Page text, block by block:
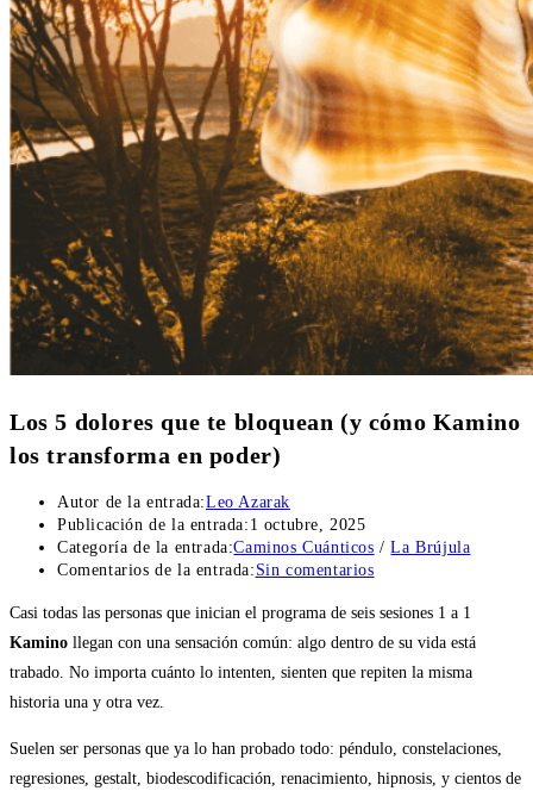
Los 5 dolores que te bloquean (y cómo Kamino
los transforma en poder)
Autor de la entrada:Leo Azarak
Publicación de la entrada: 1 octubre, 2025
Categoría de la entrada:Caminos Cuánticos / La Brújula
Comentarios de la entrada: Sin comentarios
Casi todas las personas que inician el programa de seis sesiones 1 a 1
Kamino llegan con una sensación común: algo dentro de su vida está
trabado. No importa cuánto lo intenten, sienten que repiten la misma
historia una y otra vez.
Suelen ser personas que ya lo han probado todo: péndulo, constelaciones,
regresiones, gestalt, biodescodificación, renacimiento, hipnosis, y cientos de